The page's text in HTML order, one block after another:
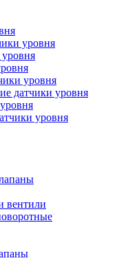
уровня
уровня
датчики уровня
уровня
вентили